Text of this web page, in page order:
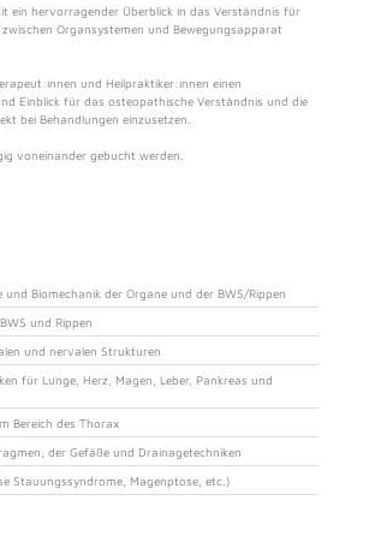
ein hervorragender Überblick in das Verständnis für
Organsystemen und Bewegungsapparat
und Heilpraktiker:innen einen
Einblick für das osteopathische Verständnis und die
bei Behandlungen einzusetzen.
voneinander gebucht werden.
Biomechanik der Organe und der BWS/Rippen
und Rippen
und nervalen Strukturen
für Lunge, Herz, Magen, Leber, Pankreas und
Bereich des Thorax
der Gefäße und Drainagetechniken
Stauungssyndrome, Magenptose, etc.)